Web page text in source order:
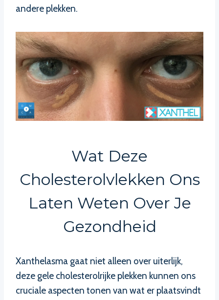
andere plekken.
Wat Deze
Cholesterolvlekken Ons
Laten Weten Over Je
Gezondheid
Xanthelasma gaat niet alleen over uiterlijk,
deze gele cholesterolrijke plekken kunnen ons
cruciale aspecten tonen van wat er plaatsvindt